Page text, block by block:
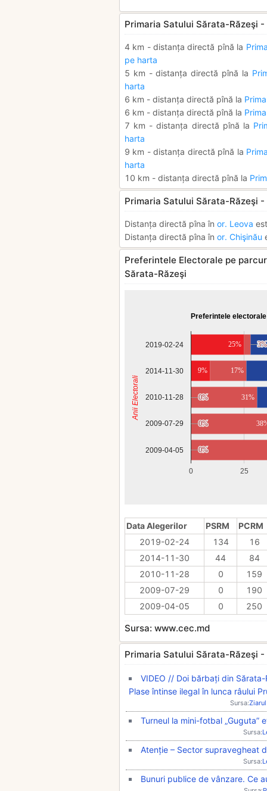
Primaria Satului Sărata-Răzeşi
4 km - distanța directă pînă la
pe harta
5 km - distanța directă pînă la
harta
6 km - distanța directă pînă la
6 km - distanța directă pînă la
7 km - distanța directă pînă la
harta
9 km - distanța directă pînă la
harta
10 km - distanța directă pînă la
Primaria Satului Sărata-Răzeşi
Distanța directă pîna în or. Leova
Distanța directă pîna în or. Chişinău
Preferintele Electorale pe
Sărata-Răzeşi
Preferintele
0 25
2019-02-24
2014-11-30
2010-11-28
2009-07-29
2009-04-05
25%
9%
0%
0%
0%
0%
0%
0%
3%
3%
17%
31%
Anii Electorali
Data Alegerilor PSRM
PCRM
2019-02-24
134
16
2014-11-30
44
84
2010-11-28
0
159
2009-07-29
0
190
2009-04-05
0 250
Sursa: www.cec.md
Primaria Satului Sărata-Răzeşi
VIDEO // Doi bărbați din
Plase întinse ilegal în lunca râului
Sursa:
Turneul la mini-fotbal „Guguta”
Sursa:
Atenție – Sector supravegheat
Sursa:
Bunuri publice de vânzare. Ce